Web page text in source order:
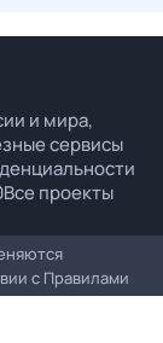
и мира,
сервисы
Все проекты
с Правилами